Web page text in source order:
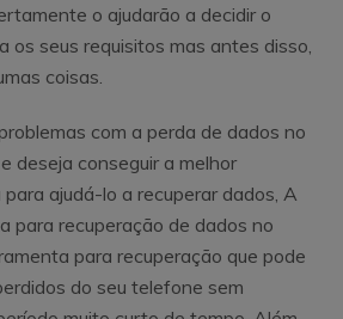
o ajudarão a decidir o
os seus requisitos mas antes disso,
coisas.
com a perda de dados no
deseja conseguir a melhor
ajudá-lo a recuperar dados, A
para recuperação de dados no
para recuperação que pode
do seu telefone sem